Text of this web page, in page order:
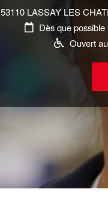
53110 LASSAY LES
Dès que possible
Ouvert